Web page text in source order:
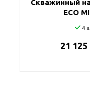
Скважинный
ECO
4
21 125